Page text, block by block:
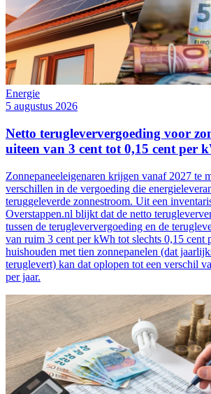
Energie
5 augustus 2026
Netto terugleververgoeding voor
uiteen van 3 cent tot 0,15 cent per
Zonnepaneeleigenaren krijgen vanaf 2027 te
verschillen in de vergoeding die
teruggeleverde zonnestroom. Uit een
Overstappen.nl blijkt dat de netto
tussen de terugleververgoeding en de
van ruim 3 cent per kWh tot slechts 0,15 cent
huishouden met tien zonnepanelen (dat
teruglevert) kan dat oplopen tot een verschil
per jaar.